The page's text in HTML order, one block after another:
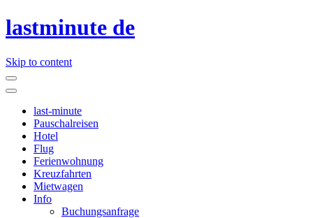
lastminute de
Skip to content
last-minute
Pauschalreisen
Hotel
Flug
Ferienwohnung
Kreuzfahrten
Mietwagen
Info
Buchungsanfrage